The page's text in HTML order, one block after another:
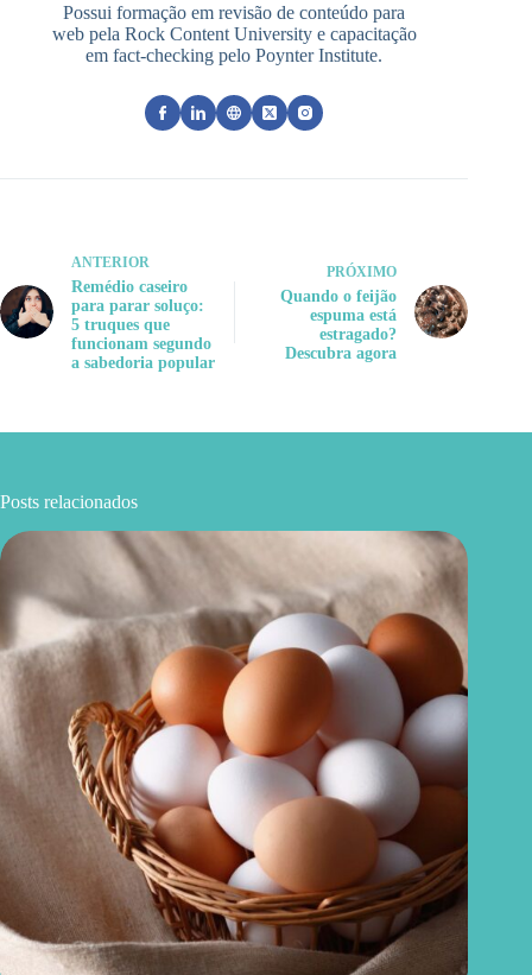
Possui formação em revisão de conteúdo para
web pela Rock Content University e capacitação
em fact-checking pelo Poynter Institute.
ANTERIOR
Remédio caseiro
para parar soluço:
5 truques que
funcionam segundo
a sabedoria popular
PRÓXIMO
Quando o feijão
espuma está
estragado?
Descubra agora
Posts relacionados